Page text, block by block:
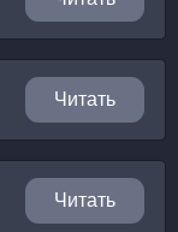
Читать
Читать